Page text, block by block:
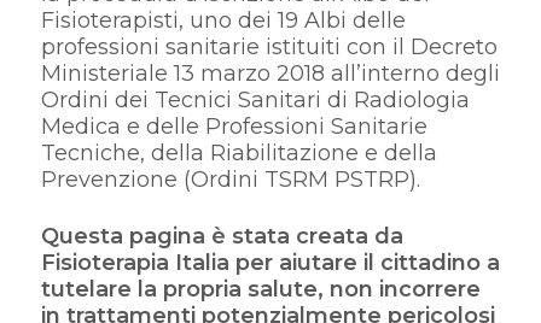
Fisioterapisti, uno dei 19 Albi delle
professioni sanitarie istituiti con il Decreto
Ministeriale 13 marzo 2018 all’interno degli
Ordini dei Tecnici Sanitari di Radiologia
Medica e delle Professioni Sanitarie
Tecniche, della Riabilitazione e della
Prevenzione (Ordini TSRM PSTRP).
Questa pagina è stata creata da
Fisioterapia Italia per aiutare il cittadino a
tutelare la propria salute, non incorrere
in trattamenti potenzialmente pericolosi